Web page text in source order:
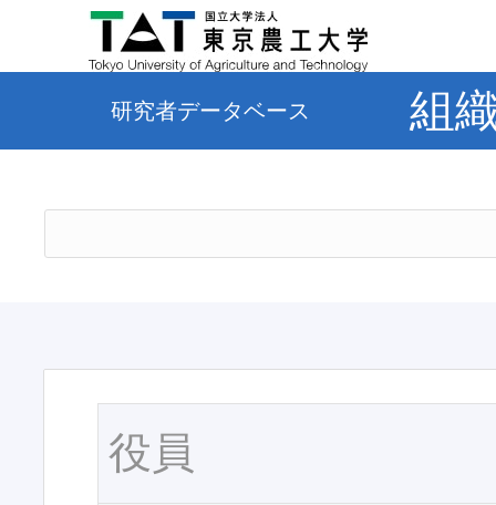
研究者データベース 組
役員